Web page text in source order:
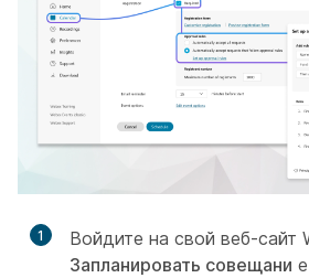
1
Войдите на свой веб-сайт
Запланировать совещани